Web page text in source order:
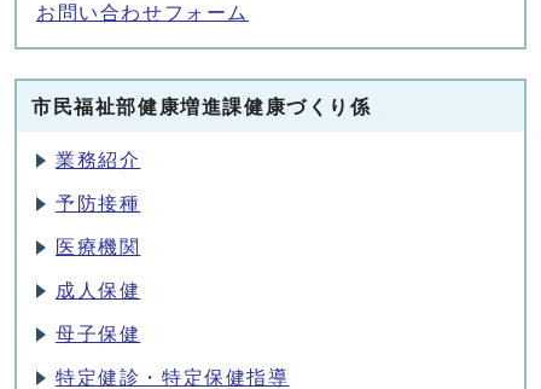
お問い合わせフォーム
市民福祉部健康増進課健康づくり係
業務紹介
予防接種
医療機関
成人保健
母子保健
特定健診・特定保健指導